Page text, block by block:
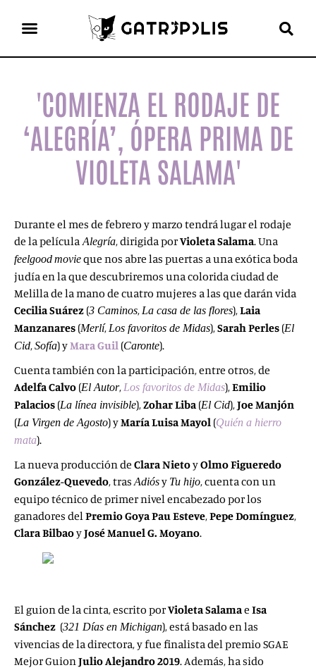
'COMIENZA EL RODAJE DE
‘ALEGRÍA’, ÓPERA PRIMA DE
VIOLETA SALAMA'
Durante el mes de febrero y marzo tendrá lugar el rodaje
de la película Alegría, dirigida porVioleta Salama. Una
feelgoodmovieque nos abre las puertas a una exótica boda
judía en la que descubriremos una colorida ciudad de
Melilla de la mano de cuatro mujeres a las que darán vida
Cecilia Suárez (3 Caminos, La casa de las flores),Laia
Manzanares (Merlí, Los favoritos de Midas),Sarah Perles (El
Cid,Sofía) yMara Guil (Caronte).
Cuenta también con la participación, entre otros, de
Adelfa Calvo (El Autor, Los favoritos de Midas),Emilio
Palacios (La línea invisible),Zohar Liba (El Cid),Joe Manjón
(La Virgen de Agosto) yMaría Luisa Mayol (Quién a hierro
mata).
La nueva producción de Clara NietoyOlmo Figueredo
González-Quevedo, trasAdiósy Tu hijo, cuenta con un
equipo técnico de primer nivel encabezado por los
ganadores delPremio GoyaPau Esteve,Pepe Domínguez,
Clara BilbaoyJosé Manuel G. Moyano.
El guion de la cinta, escrito porVioleta Salamae Isa
Sánchez (321 Días en Michigan), está basado en las
vivencias de la directora, y fue finalista del premio SGAE
Mejor GuionJulio Alejandro 2019. Además, ha sido